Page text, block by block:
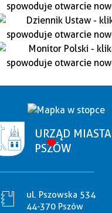
URZĄD MIASTA
PSZÓW
ul. Pszowska 534
44-370 Pszów